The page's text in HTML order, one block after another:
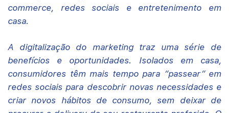
commerce, redes sociais e entretenimento em
casa.
A digitalização do marketing traz uma série de
benefícios e oportunidades. Isolados em casa,
consumidores têm mais tempo para “passear” em
redes sociais para descobrir novas necessidades e
criar novos hábitos de consumo, sem deixar de